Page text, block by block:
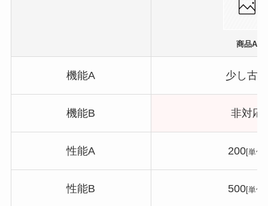
商品A
機能A 少し古い
機能B 非対応
性能A 200[単位]
性能B 500[単位]